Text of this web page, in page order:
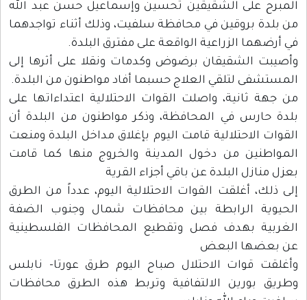
المبرح على الشقيقين تحسين وإسماعيل حسن عبد الله
من بلدة بروقين في محافظة سلفيت، وذلك أثناء تواجدهما
في أرضهما الزراعية الواقعة على مفترق البلدة.
وأصيبت الشقيقان برضوض وكدمات ونقلا على أثرها إلى
المستشفى لتلقي العلاج حسبما أفاد مواطنون من البلدة.
من جهة ثانية، واصلت القوات الاحتلالية اعتداءاتها على
بلدة حارس في المحافظة، وذكر مواطنون من البلدة أن
القوات الاحتلالية قامت اليوم بإغلاق مداخل البلدة ومنعت
المواطنين من دخول المدينة والخروج منها كما قامت
بعزل منازل البلدة عن باقي أجزاء القرية
إلى ذلك، أغلقت القوات الاحتلالية اليوم، عدداً من الطرق
الحيوية الرابطة بين محافظات شمال وجنوب الضفة
الغربية بهدف فصل وتقطيع المحافظات الفلسطينية
عن بعضها البعض
وأغلقت قوات الاحتلال صباح اليوم طرق عورتا- نابلس
وطريق بورين الالتفافية وتربط هذه الطرق محافظات